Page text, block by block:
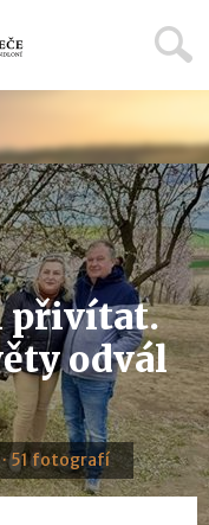
přivítat.
odvál
51 fotografí